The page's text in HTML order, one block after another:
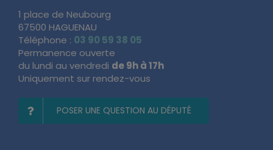
1 place de Neubourg
67500 HAGUENAU
Téléphone : 03 90 59 38 05
Permanence ouverte
du lundi au vendredi de 9h à 17h
Uniquement sur rendez-vous
POSER UNE QUESTION AU DÉPUTÉ